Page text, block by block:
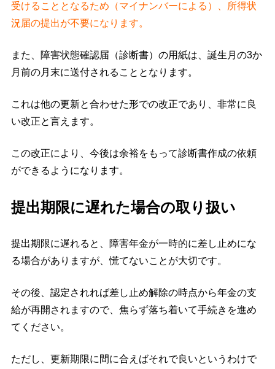
受けることとなるため（マイナンバーによる）、所得状
況届の提出が不要になります。
また、障害状態確認届（診断書）の用紙は、誕生月の3か
月前の月末に送付されることとなります。
これは他の更新と合わせた形での改正であり、非常に良
い改正と言えます。
この改正により、今後は余裕をもって診断書作成の依頼
ができるようになります。
提出期限に遅れた場合の取り扱い
提出期限に遅れると、障害年金が一時的に差し止めにな
る場合がありますが、慌てないことが大切です。
その後、認定されれば差し止め解除の時点から年金の支
給が再開されますので、焦らず落ち着いて手続きを進め
てください。
ただし、更新期限に間に合えばそれで良いというわけで